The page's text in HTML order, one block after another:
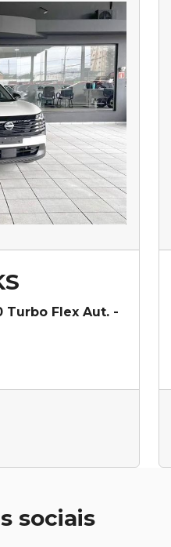
Turbo Flex Aut. -
sociais